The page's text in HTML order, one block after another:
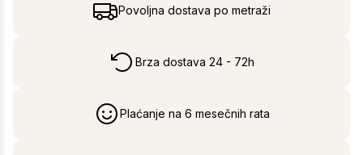
Povoljna dostava po metraži
Brza dostava 24 - 72h
Plaćanje na 6 mesečnih rata